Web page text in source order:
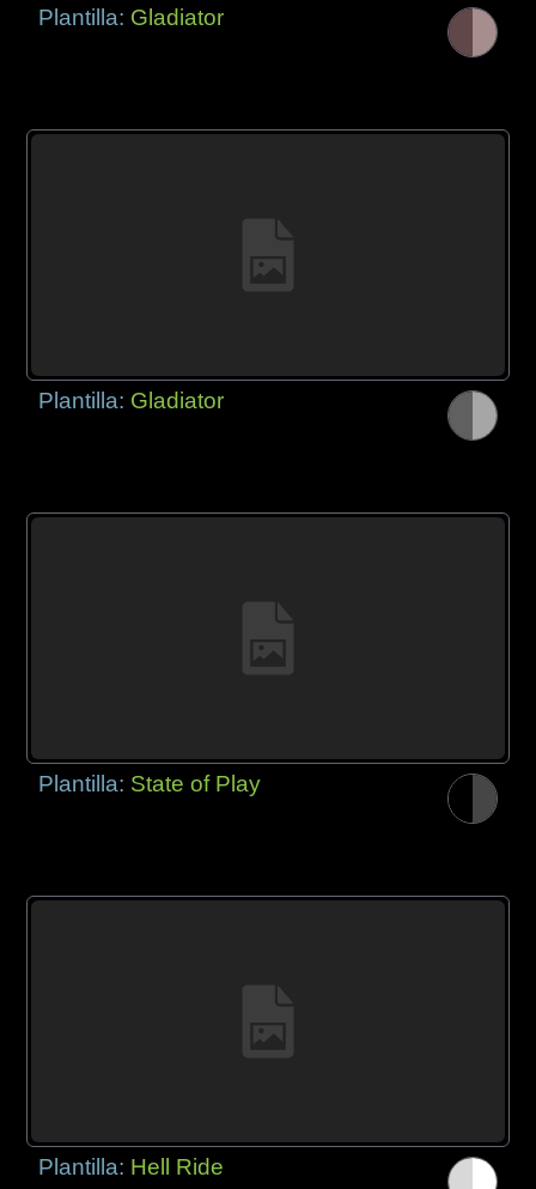
Plantilla: Gladiator
Plantilla: Gladiator
Plantilla: State of Play
Plantilla: Hell Ride